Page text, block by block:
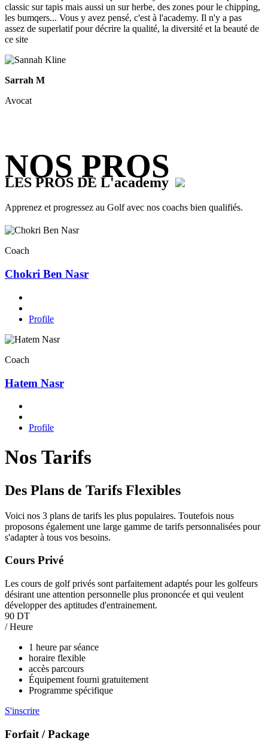
classic sur tapis mais aussi un sur herbe, des zones pour le chipping,
les bumqers... Vous y avez pensé, c'est à l'academy. Il n'y a pas
assez de superlatif pour décrire la qualité, la diversité et la beauté de
ce site
Sarrah M
Avocat
NOS PROS
LES PROS DE L'academy
Apprenez et progressez au Golf avec nos coachs bien qualifiés.
Coach
Chokri Ben Nasr
Profile
Coach
Hatem Nasr
Profile
Nos Tarifs
Des Plans de Tarifs Flexibles
Voici nos 3 plans de tarifs les plus populaires. Toutefois nous
proposons également une large gamme de tarifs personnalisées pour
s'adapter à tous vos besoins.
Cours Privé
Les cours de golf privés sont parfaitement adaptés pour les golfeurs
désirant une attention personnelle plus prononcée et qui veulent
développer des aptitudes d'entrainement.
90 DT
/ Heure
1 heure par séance
horaire flexible
accès parcours
Équipement fourni gratuitement
Programme spécifique
S'inscrire
Forfait / Package